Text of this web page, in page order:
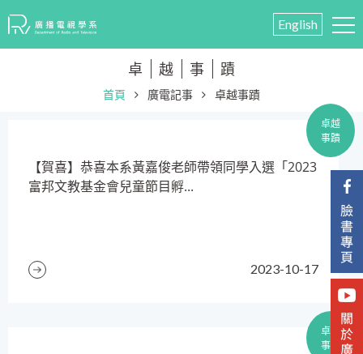
English
卓 越 事 蹟
首頁 廣電記事 卓越事蹟
卓越
事蹟
2023-10-17
【賀喜】恭喜本系黃嘉俊老師帶領同學入選「2023
富邦文教基金會兒童節目孵...
卓越
事蹟